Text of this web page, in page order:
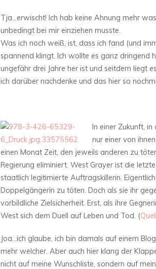
Tja…erwischt! Ich hab keine Ahnung mehr
unbedingt bei mir einziehen musste.
Was ich noch weiß, ist, dass ich fand (und
spannend klingt. Ich wollte es ganz dringend
ungefähr drei Jahre her ist und seitdem liegt
ich darüber nachdenke und das hier so
In einer Zukunft,
nur einer von
einen Monat Zeit, den jeweils anderen zu
Regierung eliminiert. West Grayer ist die
staatlich legitimierte Auftragskillerin.
Doppelgängerin zu töten. Doch als sie ihr
vorbildliche Zielsicherheit. Erst, als ihre
West sich dem Duell auf Leben und Tod. (
Joa…ich glaube, ich bin damals auf einem
mehr welcher. Aber auch hier klang der
nicht auf meine Wunschliste, sondern auf